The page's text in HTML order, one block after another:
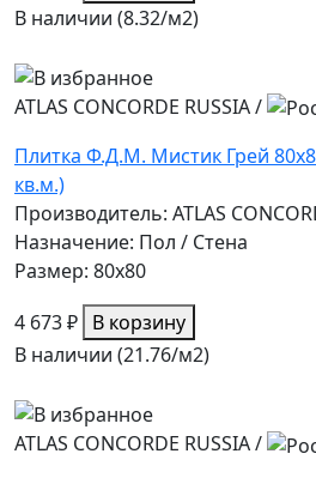
В наличии (8.32/м2)
ATLAS CONCORDE RUSSIA/
Плитка Ф.Д.М. Мистик Грей
кв.м.)
Производитель: ATLAS
Назначение: Пол / Стена
Размер: 80x80
4 673 ₽ В корзину
В наличии (21.76/м2)
ATLAS CONCORDE RUSSIA/